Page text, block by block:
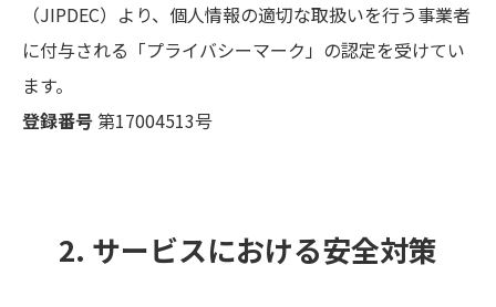
（JIPDEC）より、個人情報の適切な取扱いを行う事業者
に付与される「プライバシーマーク」の認定を受けてい
ます。
登録番号第17004513号
2. サービスにおける安全対策